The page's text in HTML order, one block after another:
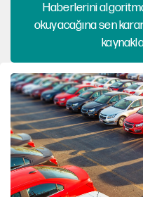
Haberlerini
okuyacağına sen